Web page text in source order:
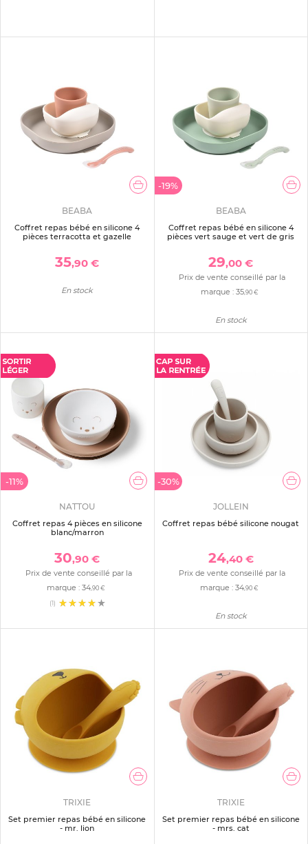
BEABA
Coffret repas bébé en silicone 4
pièces terracotta et gazelle
35,90 €
En stock
-19%
BEABA
Coffret repas bébé en silicone 4
pièces vert sauge et vert de gris
29,00 €
Prix de vente conseillé par la
marque : 35,90 €
En stock
-11%
NATTOU
Coffret repas 4 pièces en silicone
blanc/marron
30,90 €
Prix de vente conseillé par la
marque : 34,90 €
(1)
-30%
JOLLEIN
Coffret repas bébé silicone nougat
24,40 €
Prix de vente conseillé par la
marque :34,90 €
En stock
TRIXIE
Set premier repas bébé en silicone
- mr. lion
TRIXIE
Set premier repas bébé en silicone
- mrs. cat